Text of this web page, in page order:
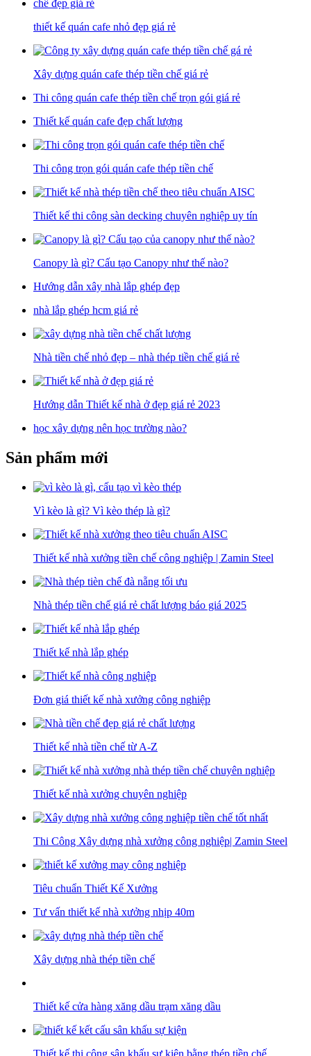
thiết kế quán cafe nhỏ đẹp giá rẻ
Xây dựng quán cafe thép tiền chế giá rẻ
Thi công quán cafe thép tiền chế trọn gói giá rẻ
Thiết kế quán cafe đẹp chất lượng
Thi công trọn gói quán cafe thép tiền chế
Thiết kế thi công sàn decking chuyên nghiệp uy tín
Canopy là gì? Cấu tạo Canopy như thế nào?
Hướng dẫn xây nhà lắp ghép đẹp
nhà lắp ghép hcm giá rẻ
Nhà tiền chế nhỏ đẹp – nhà thép tiền chế giá rẻ
Hướng dẫn Thiết kế nhà ở đẹp giá rẻ 2023
học xây dựng nên học trường nào?
Sản phẩm mới
Vì kèo là gì? Vì kèo thép là gì?
Thiết kế nhà xưởng tiền chế công nghiệp | Zamin Steel
Nhà thép tiền chế giá rẻ chất lượng báo giá 2025
Thiết kế nhà lắp ghép
Đơn giá thiết kế nhà xưởng công nghiệp
Thiết kế nhà tiền chế từ A-Z
Thiết kế nhà xưởng chuyên nghiệp
Thi Công Xây dựng nhà xưởng công nghiệp| Zamin Steel
Tiêu chuẩn Thiết Kế Xưởng
Tư vấn thiết kế nhà xưởng nhịp 40m
Xây dựng nhà thép tiền chế
Thiết kế cửa hàng xăng dầu trạm xăng dầu
Thiết kế thi công sân khấu sự kiện bằng thép tiền chế